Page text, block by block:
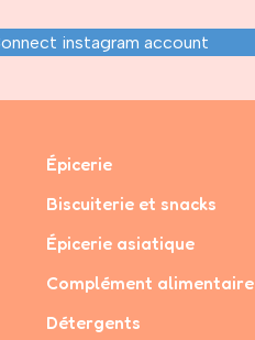
instagram account
Épicerie
Biscuiterie et snacks
Épicerie asiatique
Complément alimentaire
Détergents